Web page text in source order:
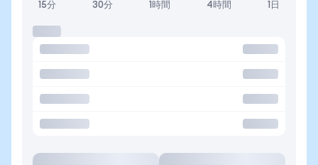
15分 30分 1時間 4時間 1日